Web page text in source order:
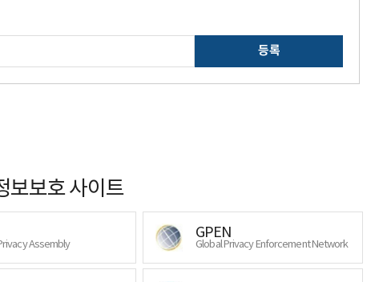
등록
보보호 사이트
Assembly
GPEN
Global Privacy Enforcement Network